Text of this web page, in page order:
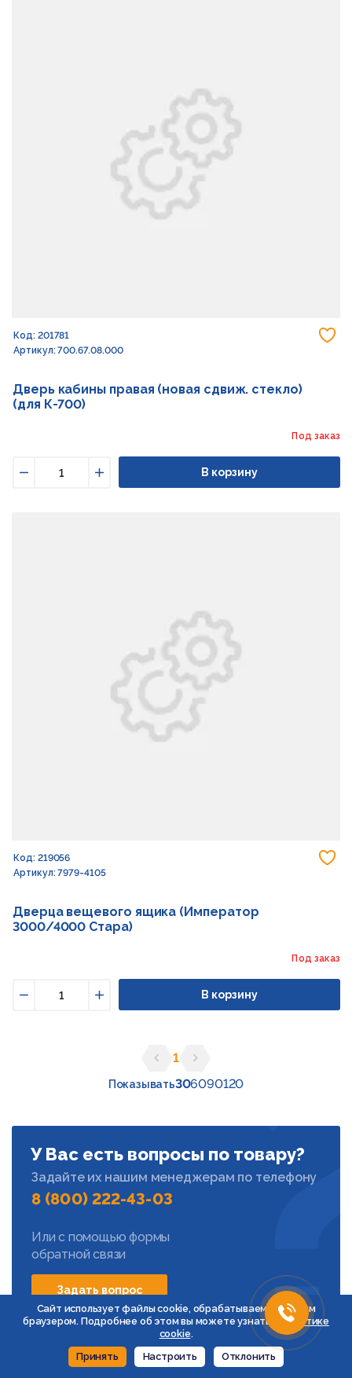
Код: 201781
Артикул: 700.67.08.000
Дверь кабины правая (новая сдвиж. стекло)
(для К-700)
Под заказ
Увеличить
В корзину
Код: 219056
Артикул: 7979-4105
Дверца вещевого ящика (Император
3000/4000 Стара)
Под заказ
Увеличить
В корзину
Предыдущая страница
1
Следующая страница
Показывать306090120
У Вас есть вопросы по товару?
Задайте их нашим менеджерам по телефону
8 (800) 222-43-03
Или с помощью формы
обратной связи
Задать вопрос
Сайт использует файлы cookie, обрабатываемые вашим
браузером. Подробнее об этом вы можете узнать в Политике
cookie.
Принять
Настроить Отклонить